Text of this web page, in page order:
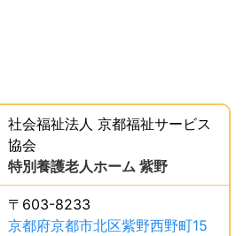
読み上げます。
社会福祉法人 京都福祉サービス
協会
特別養護老人ホーム 紫野
〒603-8233
京都府京都市北区紫野西野町15